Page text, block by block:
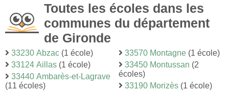
Toutes les écoles dans les
communes du département
de Gironde
33230 Abzac (1 école)
33124 Aillas (1 école)
33440 Ambarès-et-Lagrave
(11 écoles)
33570 Montagne (1 école)
33450 Montussan (2
écoles)
33190 Morizès (1 école)